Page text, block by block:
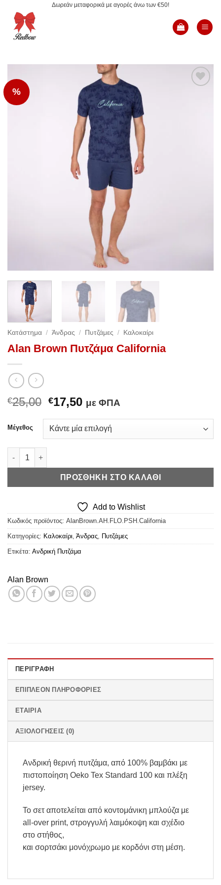
περιεχόμενο
Δωρεάν μεταφορικά με αγορές άνω των €50!
%
Κατάστημα / Άνδρας / Πυτζάμες / Καλοκαίρι
Alan Brown Πυτζάμα California
€25,00 Original
was:
€25,00.
€17,50Η
τιμή
είναι:
με ΦΠΑ
Μέγεθος
Alan Brown Πυτζάμα California ποσότητα
ΠΡΟΣΘΉΚΗ ΣΤΟ ΚΑΛΆΘΙ
Add to Wishlist
Κωδικός προϊόντος: AlanBrown.AH.FLO.PSH.California
Κατηγορίες: Καλοκαίρι, Άνδρας, Πυτζάμες
Ετικέτα: Ανδρική Πυτζάμα
Alan Brown
ΠΕΡΙΓΡΑΦΉ
ΕΠΙΠΛΈΟΝ ΠΛΗΡΟΦΟΡΊΕΣ
ΕΤΑΙΡΊΑ
ΑΞΙΟΛΟΓΉΣΕΙΣ (0)
Ανδρική θερινή πυτζάμα, από 100% βαμβάκι με
πιστοποίηση Oeko Tex Standard 100 και πλέξη
jersey.
Το σετ αποτελείται από κοντομάνικη μπλούζα με
all-over print, στρογγυλή λαιμόκοψη και σχέδιο
στο στήθος,
και σορτσάκι μονόχρωμο με κορδόνι στη μέση.